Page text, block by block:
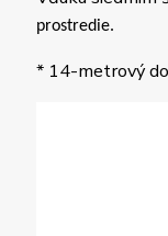
prostredie.
* 14-metrový